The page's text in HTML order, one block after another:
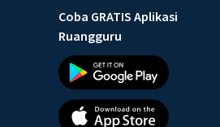
Coba GRATIS Aplikasi
Ruangguru